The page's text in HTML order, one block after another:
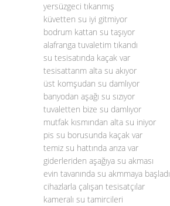
yersüzgeci tıkanmış
küvetten su iyi gitmiyor
bodrum kattan su taşıyor
alafranga tuvaletim tıkandı
su tesisatında kaçak var
tesisattanm alta su akıyor
üst komşudan su damlıyor
banyodan aşağı su sızıyor
tuvaletten bize su damlıyor
mutfak kısmından alta su iniyor
pis su borusunda kaçak var
temiz su hattında arıza var
giderleriden aşağıya su akması
evin tavanında su akmmaya başladı
cihazlarla çalışan tesisatçılar
kameralı su tamircileri